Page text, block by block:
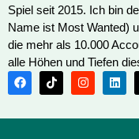
Spiel seit 2015. Ich bin
Name ist Most Wanted)
die mehr als 10.000
alle Höhen und Tiefen